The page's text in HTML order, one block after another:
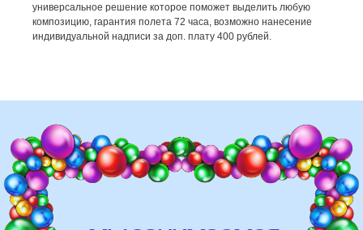
универсальное решение которое поможет выделить любую
композицию, гарантия полета 72 часа, возможно нанесение
индивидуальной надписи за доп. плату 400 рублей.
мероприятий (от детских до
свадебных торжеств)